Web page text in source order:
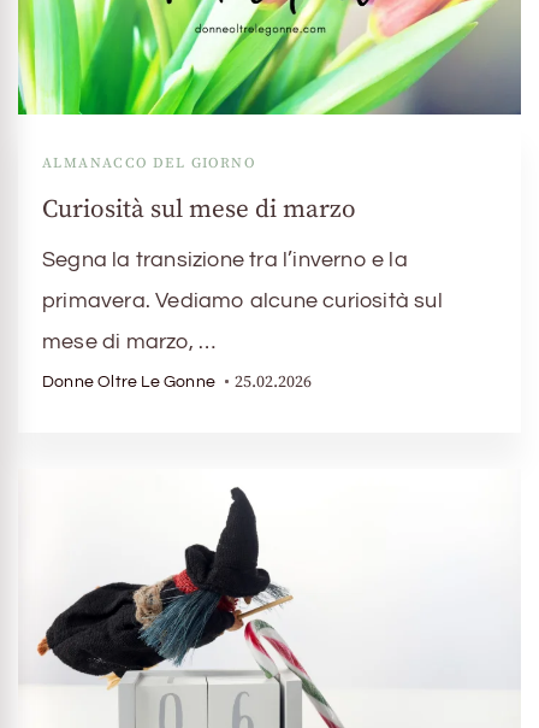
ALMANACCO DEL GIORNO
Curiosità sul mese di marzo
Segna la transizione tra l’inverno e la
primavera. Vediamo alcune curiosità sul
mese di marzo, …
Donne Oltre Le Gonne 25.02.2026